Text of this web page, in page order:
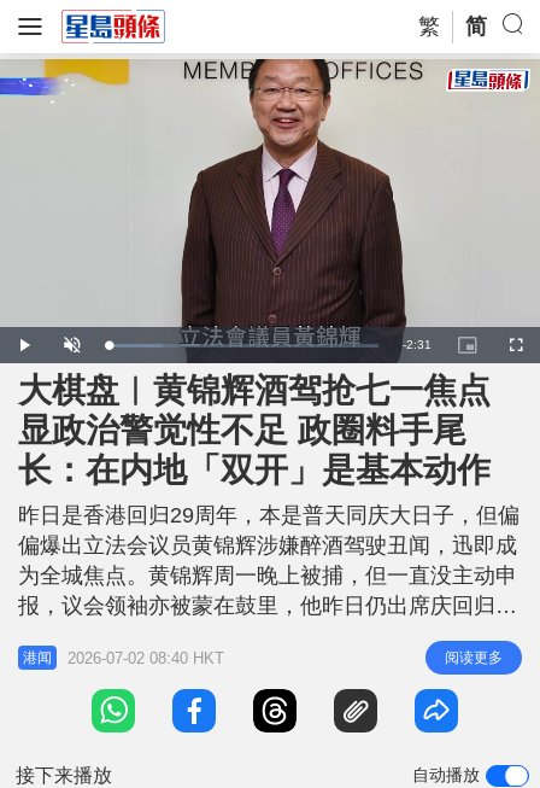
繁 简
P
l
y
U
n
m
u
t
L
o
a
d
:
2
0
.
0
1
R
m
a
i
n
n
-2:31
P
i
c
t
u
r
n
-
P
r
e
F
u
大棋盘︱黄锦辉酒驾抢七一焦点
显政治警觉性不足 政圈料手尾
长：在内地「双开」是基本动作
昨日是香港回归29周年，本是普天同庆大日子，但偏
偏爆出立法会议员黄锦辉涉嫌醉酒驾驶丑闻，迅即成
为全城焦点。黄锦辉周一晚上被捕，但一直没主动申
报，议会领袖亦被蒙在鼓里，他昨日仍出席庆回归活
动兴奋打卡，直至传媒报道事件才曝光。政圈普遍认
为，黄锦辉牵涉罪行比陈家珮逆线行车严重得多，立
法会监委会必定「开file」处理，甚至有人认为他的
议席和其他公职「危危乎」。 黄锦辉议席危危乎：
港闻 2026-07-02 08:40 HKT 阅读更多
接下来播放 自动播放